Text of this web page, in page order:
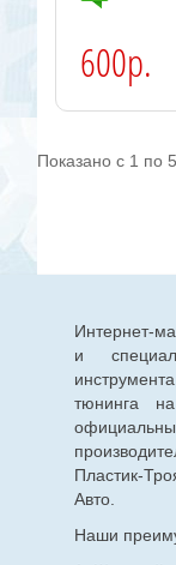
600р.
Показано с 1 по
Интернет-
и
тюнинга
Пластик-
Авто.
Наши